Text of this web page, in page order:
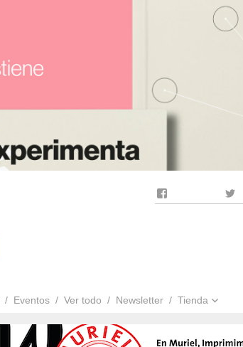
Eventos Ver todo Newsletter Tienda